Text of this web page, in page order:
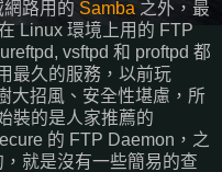
路用的 Samba 之外，最
Linux 環境上用的 FTP
vsftpd 和 proftpd 都
最久的服務，以前玩
大招風、安全性堪慮，所
裝的是人家推薦的
的 FTP Daemon，之
就是沒有一些簡易的查